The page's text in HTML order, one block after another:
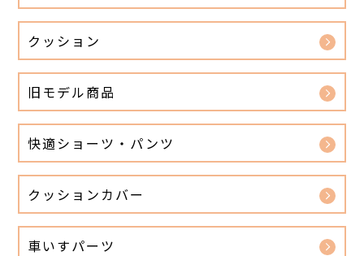
クッション
旧モデル商品
快適ショーツ・パンツ
クッションカバー
車いすパーツ